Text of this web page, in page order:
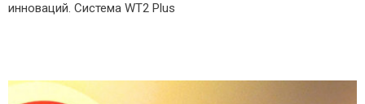
инноваций. Система WT2 Plus